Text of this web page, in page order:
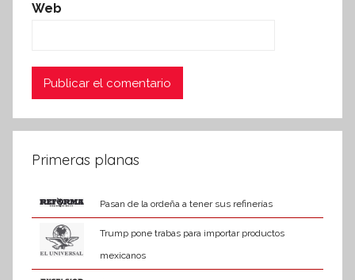
Web
Primeras planas
Pasan de la ordeña a tener sus refinerías
Trump pone trabas para importar productos
mexicanos